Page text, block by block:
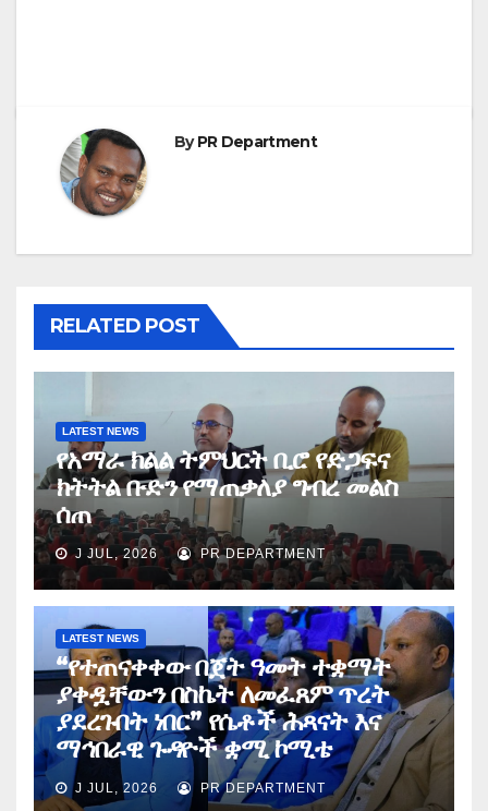
ByPR Department
RELATED POST
LATEST NEWS
የአማራ ክልል ትምህርት ቢሮ የድጋፍና
ክትትል ቡድን የማጠቃለያ ግብረ መልስ
ሰጠ
J JUL, 2026 PR DEPARTMENT
LATEST NEWS
“የተጠናቀቀው በጀት ዓመት ተቋማት
ያቀዷቸውን በስኬት ለመፈጸም ጥረት
ያደረጉበት ነበር” የሴቶች ሕጻናት እና
ማኅበራዊ ጉዳዮች ቋሚ ኮሚቴ
J JUL, 2026 PR DEPARTMENT